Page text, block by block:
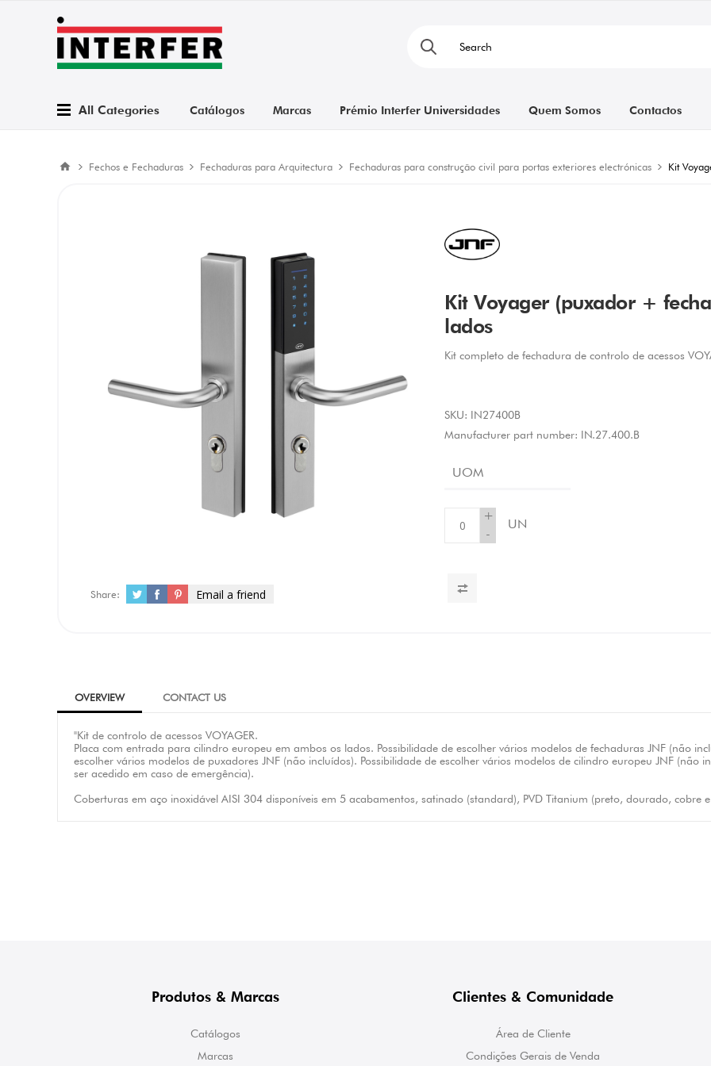
All Categories Catálogos Marcas Prémio Interfer Universidades Quem Somos Contactos
Fechos e Fechaduras Fechaduras para Arquitectura Fechaduras para construção civil para portas exteriores electrónicas Kit
Kit Voyager (puxador +
lados
Kit completo de fechadura de controlo de acessos
SKU: IN27400B
Manufacturer part number: IN.27.400.B
UOM
+
-
UN
Share: Email a friend
OVERVIEW CONTACT US
"Kit de controlo de acessos VOYAGER.
Placa com entrada para cilindro europeu em ambos os lados. Possibilidade de escolher vários modelos de fechaduras JNF (não
escolher vários modelos de puxadores JNF (não incluídos). Possibilidade de escolher vários modelos de cilindro europeu JNF
ser acedido em caso de emergência).
Coberturas em aço inoxidável AISI 304 disponíveis em 5 acabamentos, satinado (standard), PVD Titanium (preto, dourado, cobre
Produtos & Marcas
Catálogos
Marcas
Clientes & Comunidade
Área de Cliente
Condições Gerais de Venda